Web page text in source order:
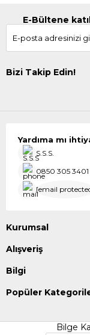
E-Bültene
Bizi Takip Edin!
Yardıma mı
S.S.S.
0850 305 3401
[email
Kurumsal
Alışveriş
Bilgi
Popüler
Bilge